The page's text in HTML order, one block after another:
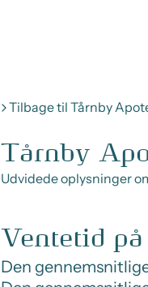
Tilbage til Tårnby
Tårnby
Udvidede oplysninger
Ventetid
Den